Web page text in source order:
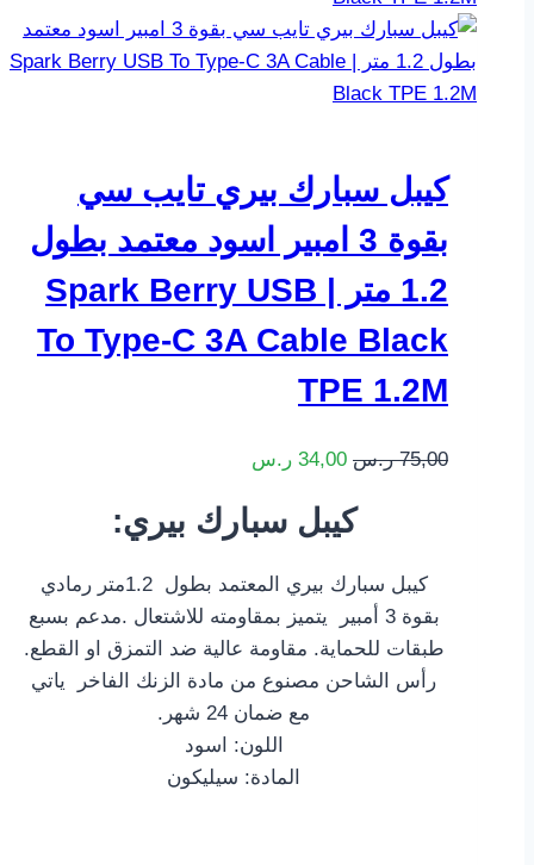
كيبل سبارك بيري تايب سي
بقوة 3 امبير اسود معتمد بطول
1.2 متر | Spark Berry USB
To Type-C 3A Cable Black
TPE 1.2M
75,00 ر.س 34,00 ر.س
:كيبل سبارك بيري
كيبل سبارك بيري المعتمد بطول 1.2متر رمادي
بقوة 3 أمبير يتميز بمقاومته للاشتعال .مدعم بسبع
طبقات للحماية. مقاومة عالية ضد التمزق او القطع.
رأس الشاحن مصنوع من مادة الزنك الفاخر ياتي
مع ضمان 24 شهر.
اللون: اسود
المادة: سيليكون